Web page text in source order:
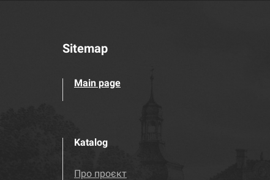
Sitemap
Main page
Katalog
Про проєкт